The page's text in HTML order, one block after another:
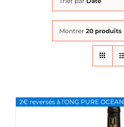
Montrer 20 produits
2€ reversés à l'ONG PURE OCEAN